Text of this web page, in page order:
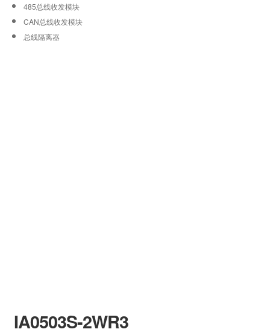
IA0503S-2WR3
485总线收发模块
CAN总线收发模块
总线隔离器